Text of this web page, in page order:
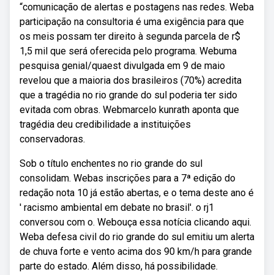
“comunicação de alertas e postagens nas redes. Weba
participação na consultoria é uma exigência para que
os meis possam ter direito à segunda parcela de r$
1,5 mil que será oferecida pelo programa. Webuma
pesquisa genial/quaest divulgada em 9 de maio
revelou que a maioria dos brasileiros (70%) acredita
que a tragédia no rio grande do sul poderia ter sido
evitada com obras. Webmarcelo kunrath aponta que
tragédia deu credibilidade a instituições
conservadoras.
Sob o título enchentes no rio grande do sul
consolidam. Webas inscrições para a 7ª edição do
redação nota 10 já estão abertas, e o tema deste ano é
' racismo ambiental em debate no brasil'. o rj1
conversou com o. Webouça essa notícia clicando aqui.
Weba defesa civil do rio grande do sul emitiu um alerta
de chuva forte e vento acima dos 90 km/h para grande
parte do estado. Além disso, há possibilidade.